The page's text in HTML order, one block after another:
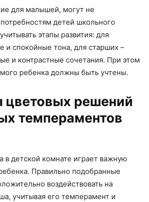
для малышей, могут не
потребностям детей школьного
этапы развития: для
и спокойные тона, для старших –
и контрастные сочетания. При этом
ребенка должны быть учтены.
решений
темпераментов
в детской комнате играет важную
Правильно подобранные
воздействовать на
учитывая его темперамент и